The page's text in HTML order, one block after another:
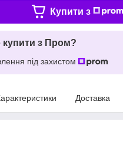
Купити з
купити з Пром?
під захистом
Доставка